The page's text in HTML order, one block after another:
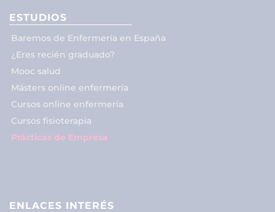
ESTUDIOS
Baremos de Enfermería en España
¿Eres recién graduado?
Mooc salud
Másters online enfermería
Cursos online enfermería
Cursos fisioterapia
Prácticas de Empresa
ENLACES INTERÉS